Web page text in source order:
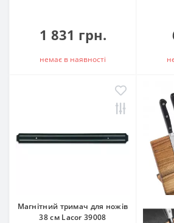
1 831 грн.
немає в наявностi
Магнітний тримач для ножів
38 см Lacor 39008